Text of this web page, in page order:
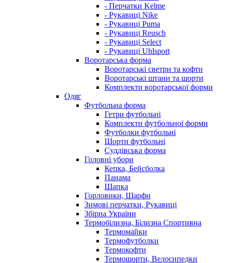
- Перчатки Kelme
- Рукавиці Nike
- Рукавиці Puma
- Рукавиці Reusch
- Рукавиці Select
- Рукавиці Uhlsport
Воротарська форма
Воротарські светри та кофти
Воротарські штани та шорти
Комплекти воротарської форми
Одяг
Футбольна форма
Гетри футбольні
Комплекти футбольної форми
Футболки футбольні
Шорти футбольні
Суддівська форма
Головні убори
Кепка, Бейсболка
Панама
Шапка
Горловики, Шарфи
Зимові перчатки, Рукавиці
Збірна України
Термобілизна, Білизна Спортивна
Термомайки
Термофутболки
Термокофти
Термошорти, Велосипедки